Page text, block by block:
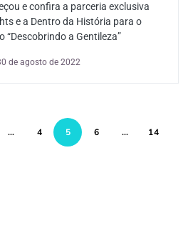
e confira a parceria exclusiva
e a Dentro da História para o
“Descobrindo a Gentileza”
de agosto de 2022
… 4 5 6 … 14